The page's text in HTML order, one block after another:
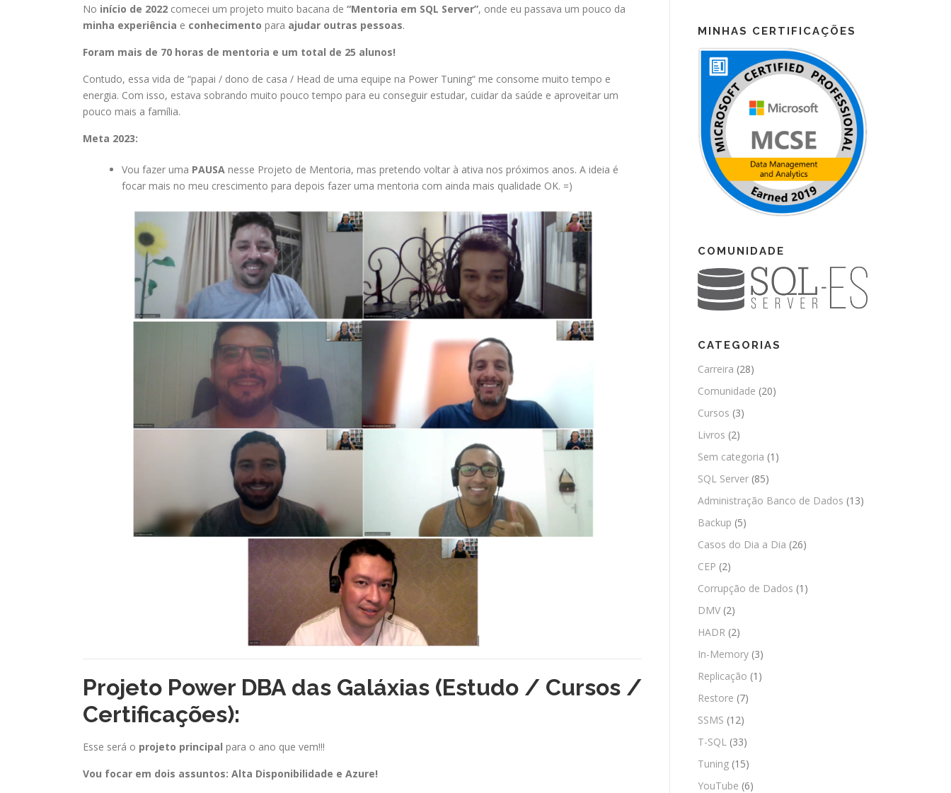
No início de 2022 comecei um projeto muito bacana de “Mentoria em SQL Server”, onde eu passava um pouco da
minha experiência e conhecimento para ajudar outras pessoas.
Foram mais de 70 horas de mentoria e um total de 25 alunos!
Contudo, essa vida de “papai / dono de casa / Head de uma equipe na Power Tuning“ me consome muito tempo e
energia. Com isso, estava sobrando muito pouco tempo para eu conseguir estudar, cuidar da saúde e aproveitar um
pouco mais a família.
Meta 2023:
Vou fazer uma PAUSA nesse Projeto de Mentoria, mas pretendo voltar à ativa nos próximos anos. A ideia é
focar mais no meu crescimento para depois fazer uma mentoria com ainda mais qualidade OK. =)
Projeto Power DBA das Galáxias (Estudo / Cursos /
Certificações):
Esse será o projeto principal para o ano que vem!!!
Vou focar em dois assuntos: Alta Disponibilidade e Azure!
MINHAS CERTIFICAÇÕES
COMUNIDADE
CATEGORIAS
Carreira (28)
Comunidade (20)
Cursos (3)
Livros (2)
Sem categoria (1)
SQL Server (85)
Administração Banco de Dados (13)
Backup (5)
Casos do Dia a Dia (26)
CEP (2)
Corrupção de Dados (1)
DMV (2)
HADR (2)
In-Memory (3)
Replicação (1)
Restore (7)
SSMS (12)
T-SQL (33)
Tuning (15)
YouTube (6)